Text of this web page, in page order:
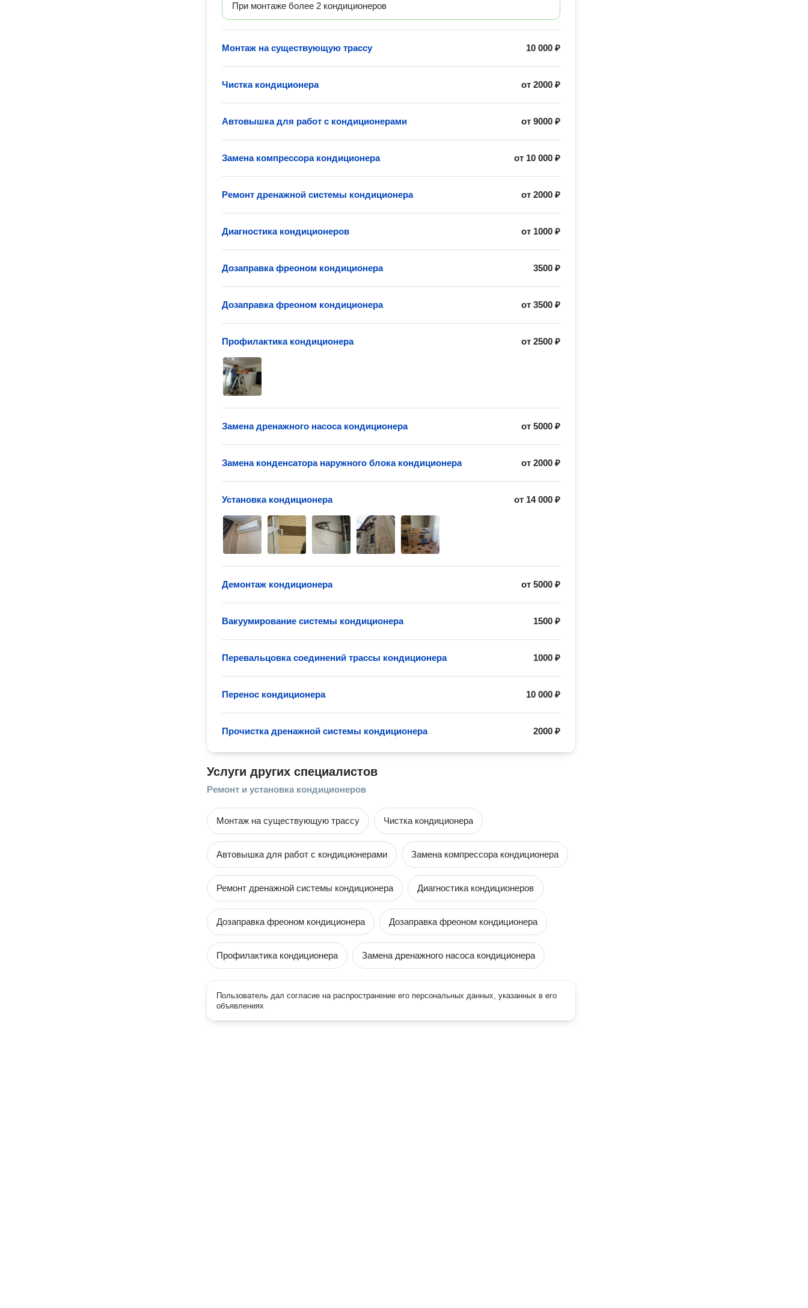
При монтаже более 2 кондиционеров
10 000 ₽
Монтаж на существующую трассу
от2000 ₽
Чистка кондиционера
от9000 ₽
Автовышка для работ с кондиционерами
от 10 000 ₽
Замена компрессора кондиционера
от2000 ₽
Ремонт дренажной системы кондиционера
от 1000 ₽
Диагностика кондиционеров
3500 ₽
Дозаправка фреоном кондиционера
от3500 ₽
Дозаправка фреоном кондиционера
от2500 ₽
Профилактика кондиционера
от5000 ₽
Замена дренажного насоса кондиционера
от2000 ₽
Замена конденсатора наружного блока кондиционера
от 14 000 ₽
Установка кондиционера
от5000 ₽
Демонтаж кондиционера
1500 ₽
Вакуумирование системы кондиционера
1000 ₽
Перевальцовка соединений трассы кондиционера
10 000 ₽
Перенос кондиционера
2000 ₽
Прочистка дренажной системы кондиционера
Услуги других специалистов
Ремонт и установка кондиционеров
Монтаж на существующую трассу Чистка кондиционера
Автовышка для работ с кондиционерами Замена компрессора кондиционера
Ремонт дренажной системы кондиционера Диагностика кондиционеров
Дозаправка фреоном кондиционера Дозаправка фреоном кондиционера
Профилактика кондиционера Замена дренажного насоса кондиционера
Пользователь дал согласие на распространение его персональных данных, указанных в его
объявлениях